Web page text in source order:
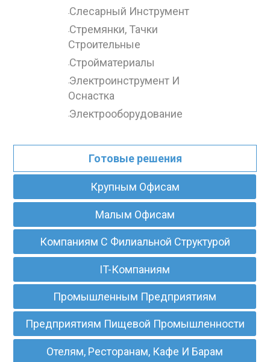
-Слесарный Инструмент
-Стремянки, Тачки
Строительные
-Стройматериалы
-Электроинструмент И
Оснастка
-Электрооборудование
Готовые решения
Крупным Офисам
Малым Офисам
Компаниям С Филиальной Структурой
IT-Компаниям
Промышленным Предприятиям
Предприятиям Пищевой Промышленности
Отелям, Ресторанам, Кафе И Барам